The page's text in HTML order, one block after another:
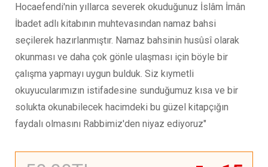
Hocaefendi'nin yıllarca severek okuduğunuz İslâm İmân
İbadet adlı kitabının muhtevasından namaz bahsi
seçilerek hazırlanmıştır. Namaz bahsinin husûsî olarak
okunması ve daha çok gönle ulaşması için böyle bir
çalışma yapmayı uygun bulduk. Siz kıymetli
okuyucularımızın istifadesine sunduğumuz kısa ve bir
solukta okunabilecek hacimdeki bu güzel kitapçığın
faydalı olmasını Rabbimiz'den niyaz ediyoruz"